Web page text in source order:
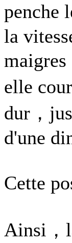
penche
la
maigres
elle
dur，
d'une
Cette
Ainsi，